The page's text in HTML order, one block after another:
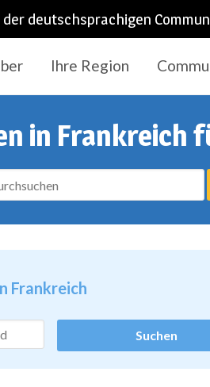
der deutschsprachigen
Ihre Region
in Frankreich
Frankreich